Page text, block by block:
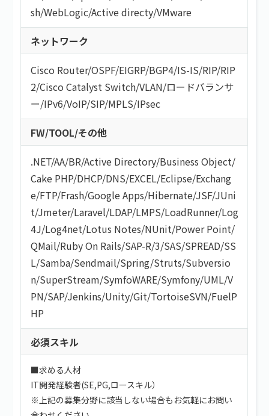
sh/WebLogic/Active directy/VMware
ネットワーク
Cisco Router/OSPF/EIGRP/BGP4/IS-IS/RIP/RIP
2/Cisco Catalyst Switch/VLAN/ロードバランサ
ー/IPv6/VoIP/SIP/MPLS/IPsec
FW/TOOL/その他
.NET/AA/BR/Active Directory/Business Object/
Cake PHP/DHCP/DNS/EXCEL/Eclipse/Exchang
e/FTP/Frash/Google Apps/Hibernate/JSF/JUni
t/Jmeter/Laravel/LDAP/LMPS/LoadRunner/Log
4J/Log4net/Lotus Notes/NUnit/Power Point/
QMail/Ruby On Rails/SAP-R/3/SAS/SPREAD/SS
L/Samba/Sendmail/Spring/Struts/Subversio
n/SuperStream/SymfoWARE/Symfony/UML/V
PN/SAP/Jenkins/Unity/Git/TortoiseSVN/FuelP
HP
必須スキル
■求める人材
IT開発経験者(SE,PG,ロースキル）
※上記の募集分野に該当しない場合もお気軽にお問い